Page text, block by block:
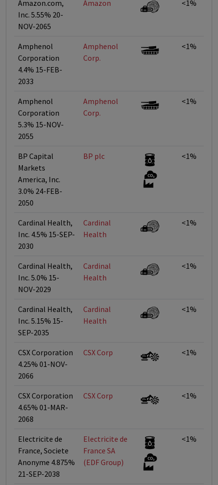
Amazon.com,
Inc. 5.55% 20-
NOV-2065
Amazon <1%
Amphenol
Corporation
4.4% 15-FEB-
2033
Amphenol
Corp.
<1%
Amphenol
Corporation
5.3% 15-NOV-
2055
Amphenol
Corp.
<1%
BP Capital
Markets
America, Inc.
3.0% 24-FEB-
2050
BP plc <1%
Cardinal Health,
Inc. 4.5% 15-SEP-
2030
Cardinal
Health
<1%
Cardinal Health,
Inc. 5.0% 15-
NOV-2029
Cardinal
Health
<1%
Cardinal Health,
Inc. 5.15% 15-
SEP-2035
Cardinal
Health
<1%
CSX Corporation
4.25% 01-NOV-
2066
CSX Corp <1%
CSX Corporation
4.65% 01-MAR-
2068
CSX Corp <1%
Electricite de
France, Societe
Anonyme 4.875%
21-SEP-2038
Electricite de
France SA
(EDF Group)
<1%